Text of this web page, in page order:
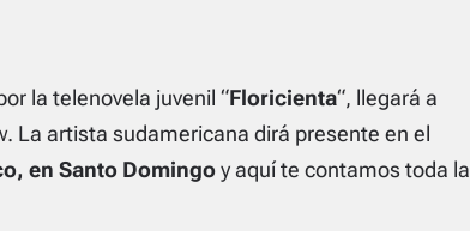
la telenovela juvenil “Floricienta“, llegará a
La artista sudamericana dirá presente en el
en Santo Domingoy aquí te contamos toda la